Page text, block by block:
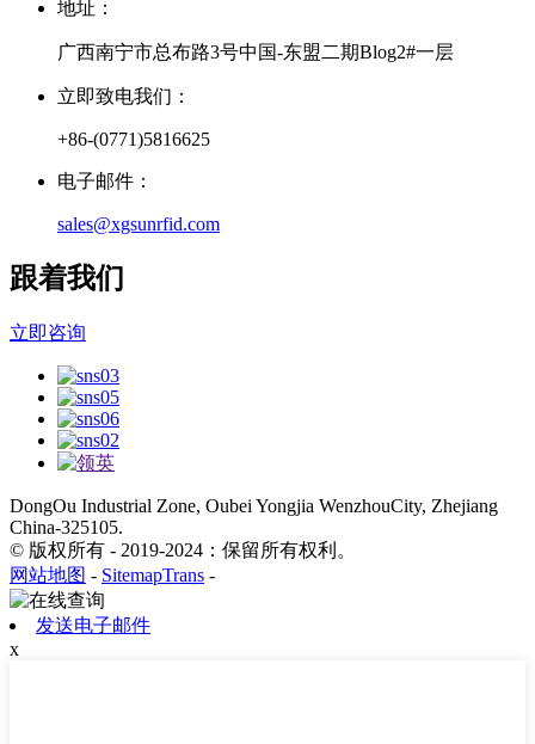
地址：
广西南宁市总布路3号中国-东盟二期Blog2#一层
立即致电我们：
+86-(0771)5816625
电子邮件：
sales@xgsunrfid.com
跟着我们
立即咨询
DongOu Industrial Zone, Oubei Yongjia WenzhouCity, Zhejiang
China-325105.
© 版权所有 - 2019-2024：保留所有权利。
网站地图 - SitemapTrans -
发送电子邮件
x